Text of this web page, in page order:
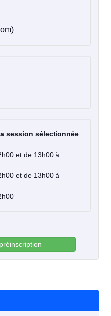
session sélectionnée
et de 13h00 à
et de 13h00 à